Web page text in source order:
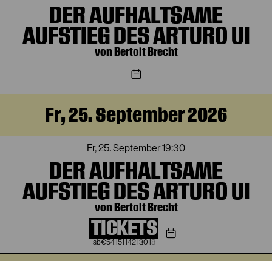
DER AUFHALTSAME
AUFSTIEG DES ARTURO UI
von Bertolt Brecht
Fr, 25. September 2026
Fr, 25. September19:30
DER AUFHALTSAME
AUFSTIEG DES ARTURO UI
von Bertolt Brecht
TICKETS
€54 51 42 30 |8